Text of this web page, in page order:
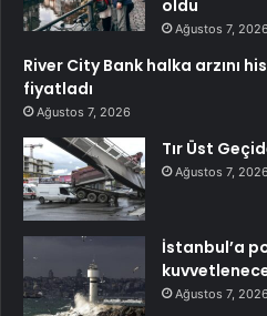
oldu
Ağustos 7, 2026
River City Bank halka arzını
fiyatladı
Ağustos 7, 2026
Tır Üst
Ağustos 7, 2026
İstanbul’a
Ağustos 7, 2026